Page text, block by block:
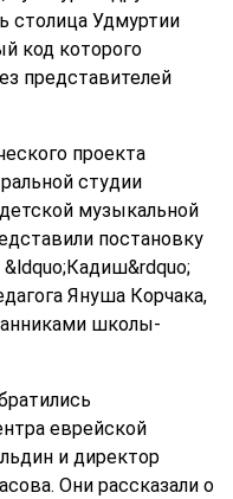
столица Удмуртии
код которого
представителей
проекта
студии
музыкальной
постановку
&ldquo;Кадиш&rdquo;
Януша Корчака,
школы-
еврейской
и директор
Они рассказали о